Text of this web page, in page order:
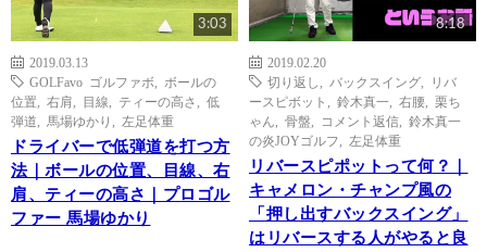
3:03
2019.03.13
GOLFavo ゴルファボ
ボールの
位置
右肩 目線 ティーの高さ
低
弾道
馬場ゆかり 左足体重
ドライバーで低弾道を打つ方
法｜ボールの位置、目線、右
肩、ティーの高さ｜プロゴル
ファー 馬場ゆかり
8:18
2019.02.20
切り返し
バックスイング
リバ
ースピボット
鈴木真一 右腰
栗ち
ゃん
骨盤 コメント返信
鈴木真一
の炎JOYゴルフ
左足体重
リバースピポットって何？｜
キャメロン・チャンプ風の
「押し出すバックスイング」
はリバースする人がやると良